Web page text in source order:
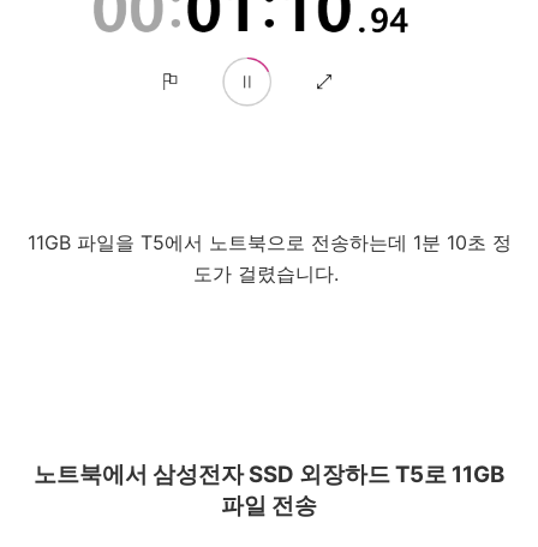
11GB 파일을 T5에서 노트북으로 전송하는데 1분 10초 정
도가 걸렸습니다.
노트북에서 삼성전자 SSD 외장하드 T5로 11GB
파일 전송